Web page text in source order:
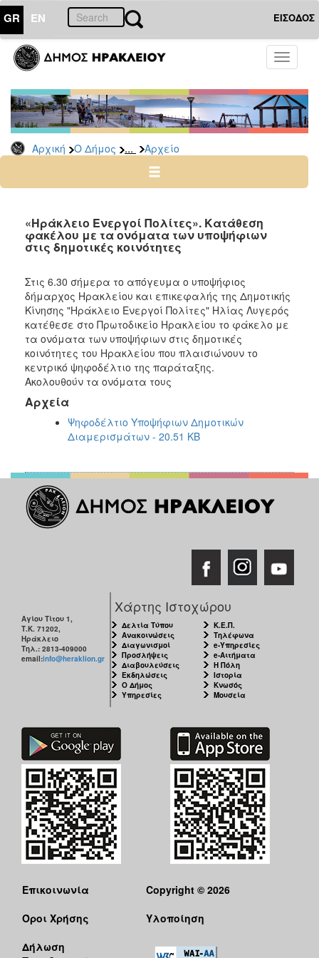
GR EN ΕΙΣΟΔΟΣ
Toggle
Αρχική Ο Δήμος ... Αρχείο
ΔΗΜΟΣ
Δημοτικές
Παρατάξεις
Αρχείο
ΠΟΛΙΤΙΣΜΟΣ
ΑΝΘΕΚΤΙΚΗ
ΠΟΛΗ
«Ηράκλειο Ενεργοί Πολίτες». Κατάθεση
φακέλου με τα ονόματα των υποψήφιων
στις δημοτικές κοινότητες
Στις 6.30 σήμερα το απόγευμα ο υποψήφιος
δήμαρχος Ηρακλείου και επικεφαλής της Δημοτικής
Κίνησης "Ηράκλειο Ενεργοί Πολίτες" Ηλίας Λυγερός
κατέθεσε στο Πρωτοδικείο Ηρακλείου το φάκελο με
τα ονόματα των υποψήφιων στις δημοτικές
κοινότητες του Ηρακλείου που πλαισιώνουν το
κεντρικό ψηφοδέλτιο της παράταξης.
Ακολουθούν τα ονόματα τους
Αρχεία
Ψηφοδέλτιο Υποψήφιων Δημοτικών
Διαμερισμάτων - 20.51 KB
Αγίου Τίτου 1,
Τ.Κ. 71202,
Ηράκλειο
Τηλ.: 2813-409000
email:info@heraklion.gr
Χάρτης Ιστοχώρου
Δελτία Τύπου
Ανακοινώσεις
Διαγωνισμοί
Προσλήψεις
Διαβουλεύσεις
Εκδηλώσεις
Ο Δήμος
Υπηρεσίες
Κ.Ε.Π.
Τηλέφωνα
e-Υπηρεσίες
e-Αιτήματα
Η Πόλη
Ιστορία
Κνωσός
Μουσεία
Επικοινωνία
Όροι Χρήσης
Δήλωση
Copyright © 2026
Υλοποίηση